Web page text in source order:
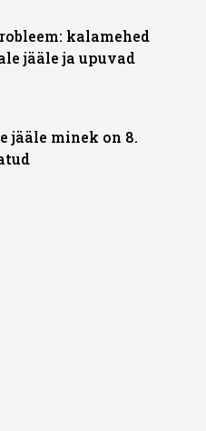
kalamehed
jääle ja upuvad
jääle minek on 8.